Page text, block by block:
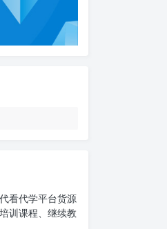
看代学平台货源
训课程、继续教